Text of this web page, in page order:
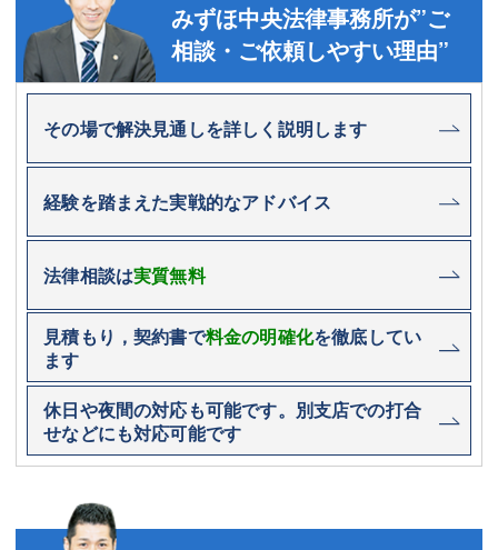
みずほ中央法律事務所が”ご
相談・ご依頼しやすい理由”
その場で解決見通しを詳しく説明します
経験を踏まえた実戦的なアドバイス
法律相談は実質無料
見積もり，契約書で料金の明確化を徹底してい
ます
休日や夜間の対応も可能です。別支店での打合
せなどにも対応可能です